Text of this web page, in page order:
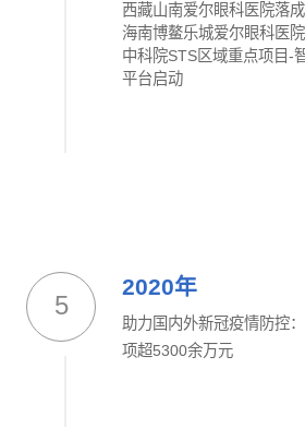
西藏山南爱尔眼科医院落成
海南博鳌乐城爱尔眼科医院
中科院STS区域重点项目-
平台启动
5
2020年
助力国内外新冠疫情防控
项超5300余万元